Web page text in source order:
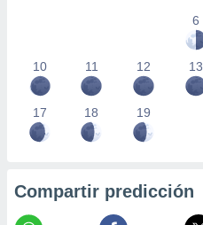
6
10 11 12 13
17 18 19
Compartir predicción